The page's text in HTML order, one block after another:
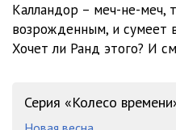
3-16
Калландор – меч-не-меч,
возрожденным, и сумеет
Хочет ли Ранд этого? И
Серия «Колесо